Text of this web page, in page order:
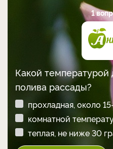
1
Какой
полива рассады?
прохладная, около
комнатной
теплая, не ниже 30